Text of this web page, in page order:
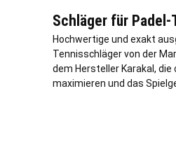
Schläger für Padel-
Hochwertige und exakt
Tennisschläger von der
dem Hersteller Karakal, die
maximieren und das